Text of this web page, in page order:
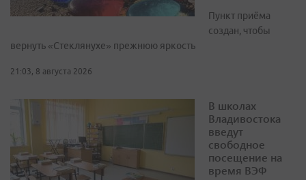
Пункт приёма
создан, чтобы
вернуть «Стеклянухе» прежнюю яркость
21:03, 8 августа 2026
В школах
Владивостока
введут
свободное
посещение на
время ВЭФ